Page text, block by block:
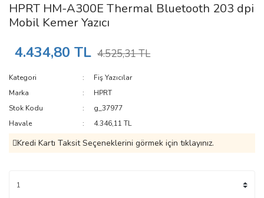
HPRT HM-A300E Thermal Bluetooth 203 dpi
Mobil Kemer Yazıcı
4.434,80 TL 4.525,31 TL
Kategori
Fiş Yazıcılar
Marka
HPRT
Stok Kodu
g_37977
Havale
4.346,11 TL
Kredi Kartı Taksit Seçeneklerini görmek için tıklayınız.